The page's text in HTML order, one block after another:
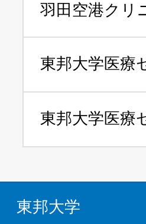
羽田空港クリ
東邦大学医療
東邦大学医療
東邦大学